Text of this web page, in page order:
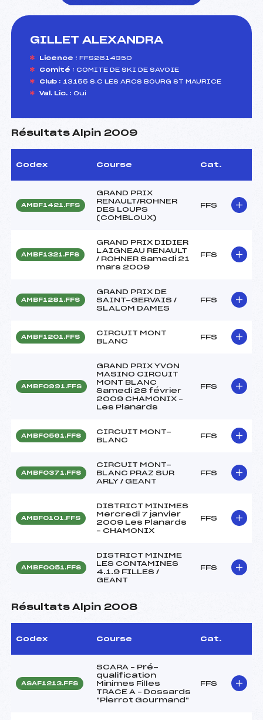
GILLET ALEXANDRA
Licence : FFS2614350
Comité : COMITE DE SKI DE SAVOIE
Club : 13155 S.C LES ARCS BOURG ST MAURICE
Val. Lic. : Oui
Résultats Alpin 2009
Codex Course Cat.
AMBF1421.FFS
GRAND PRIX
RENAULT/ROHNER
DES LOUPS
(COMBLOUX)
FFS
AMBF1321.FFS
GRAND PRIX DIDIER
LAIGNEAU RENAULT
/ ROHNER Samedi 21
mars 2009
FFS
AMBF1281.FFS
GRAND PRIX DE
SAINT-GERVAIS /
SLALOM DAMES
FFS
AMBF1201.FFS
CIRCUIT MONT
BLANC
FFS
AMBF0991.FFS
GRAND PRIX YVON
MASINO CIRCUIT
MONT BLANC
Samedi 28 février
2009 CHAMONIX –
Les Planards
FFS
AMBF0561.FFS
CIRCUIT MONT-
BLANC
FFS
AMBF0371.FFS
CIRCUIT MONT-
BLANC PRAZ SUR
ARLY / GEANT
FFS
AMBF0101.FFS
DISTRICT MINIMES
Mercredi 7 janvier
2009 Les Planards
– CHAMONIX
FFS
AMBF0051.FFS
DISTRICT MINIME
LES CONTAMINES
4.1.9 FILLES /
GEANT
FFS
Résultats Alpin 2008
Codex Course Cat.
ASAF1213.FFS
SCARA – Pré-
qualification
Minimes Filles
TRACE A – Dossards
"Pierrot Gourmand"
FFS